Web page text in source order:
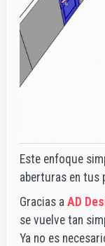
Este enfoque
aberturas en tus
Gracias a AD
se vuelve tan
Ya no es